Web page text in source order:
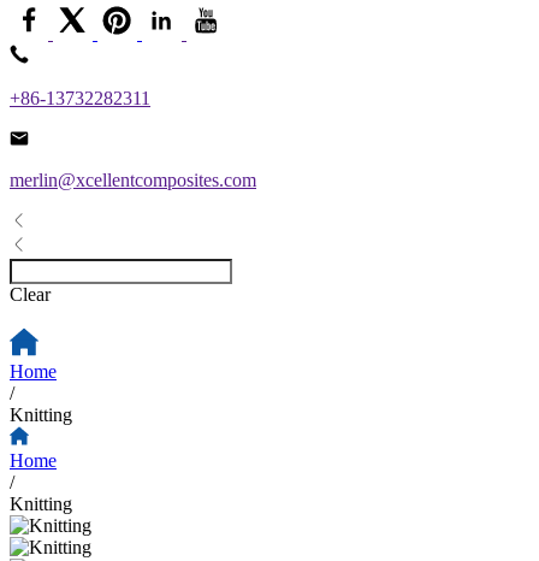
+86-13732282311
merlin@xcellentcomposites.com
Clear
Home
/
Knitting
Home
/
Knitting